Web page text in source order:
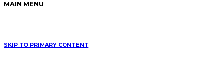
MAIN MENU
SKIP TO PRIMARY CONTENT